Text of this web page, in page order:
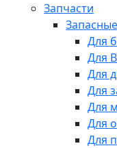
Запчасти
Для
Для
Для
Для
Для
Для
Для